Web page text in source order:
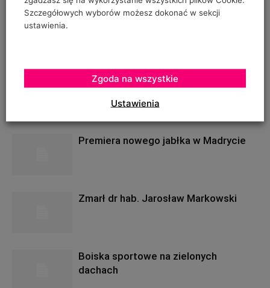
WIĘCEJ OD AUTORA
Premiera nowego jabłka w Madrycie
Zmarł dr hab. Jarosław Markowski
Boiska sportowe na zielonych
dachach
Szczegółowych wyborów możesz dokonać w sekcji
ustawienia.
Ustawienia
Zgoda na wszystkie